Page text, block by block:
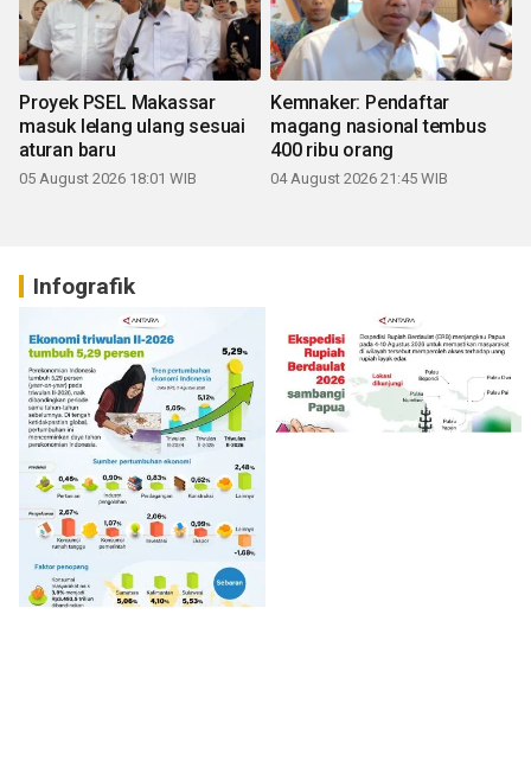
Proyek PSEL Makassar
masuk lelang ulang sesuai
aturan baru
05 August 2026 18:01 WIB
Kemnaker: Pendaftar
magang nasional tembus
400 ribu orang
04 August 2026 21:45 WIB
Infografik